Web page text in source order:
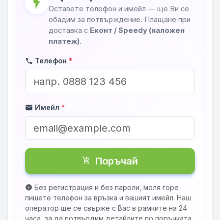
Оставете телефон и имейл — ще Ви се
обадим за потвърждение. Плащане при
доставка с Еконт / Speedy (наложен
платеж).
phone Телефон *
mail Имейл *
shopping_cart_checkout Поръчай
info Без регистрация и без пароли, моля горе
пишете телефон за връзка и вашият имейл. Наш
оператор ще се свърже с Вас в рамките на 24
часа, за да потвърдим детайлите по поръчката